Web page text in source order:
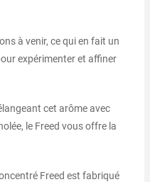
à venir, ce qui en fait un
expérimenter et affiner
cet arôme avec
le Freed vous offre la
Freed est fabriqué